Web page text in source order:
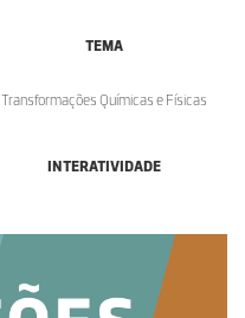
TEMA
Transformações Químicas e Físicas
INTERATIVIDADE